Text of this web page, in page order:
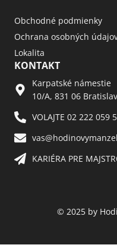
Obchodné podmienky
Ochrana osobných
Lokalita
KONTAKT
Karpatské námestie
10/A, 831 06
VOLAJTE 02 222 059
KARIÉRA PRE
© 2025 by